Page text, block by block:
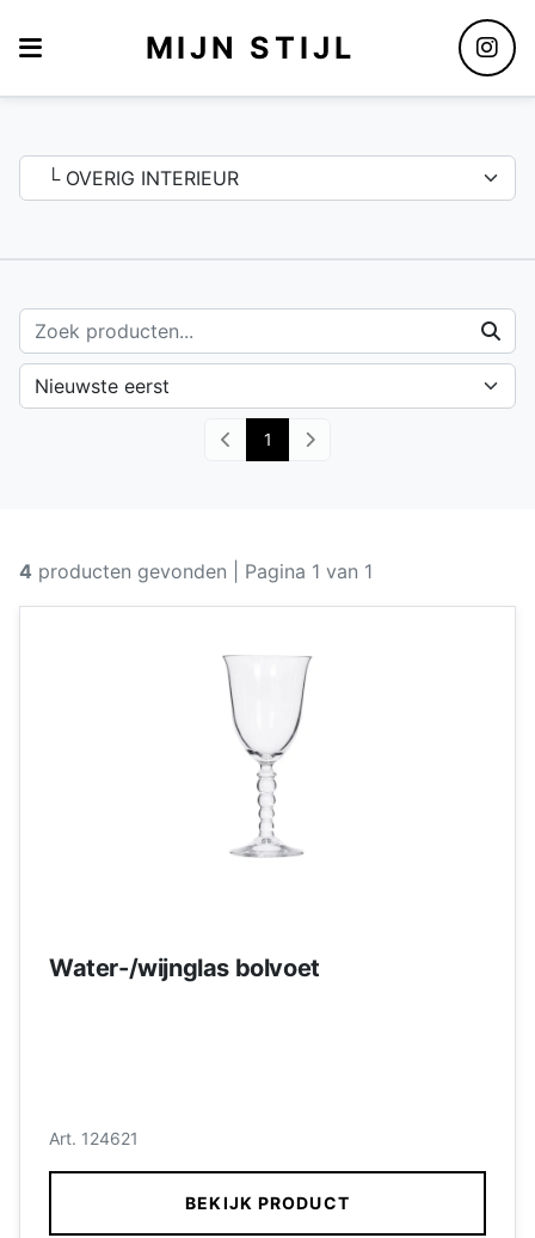
MIJN STIJL
Assortiment
1
4 producten gevonden | Pagina 1 van 1
Water-/wijnglas bolvoet
Art. 124621
BEKIJK PRODUCT